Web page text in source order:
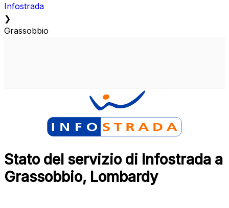
Infostrada
❯
Grassobbio
Stato del servizio di Infostrada a
Grassobbio, Lombardy